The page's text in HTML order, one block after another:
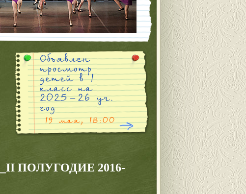
ПОЛУГОДИЕ 2016-